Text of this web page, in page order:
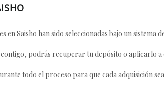
en Saisho han sido seleccionadas bajo un
contigo, podrás recuperar tu depósito o aplicarlo
todo el proceso para que cada adquisición